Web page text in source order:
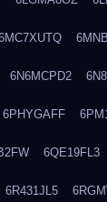
6N6MCPD2
6PHYGAFF
6QE19FL3
6R431JL5